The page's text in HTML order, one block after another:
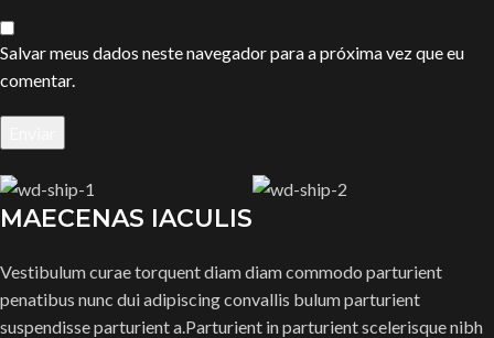
Salvar meus dados neste navegador para a próxima vez que eu
comentar.
MAECENAS IACULIS
Vestibulum curae torquent diam diam commodo parturient
penatibus nunc dui adipiscing convallis bulum parturient
suspendisse parturient a.Parturient in parturient scelerisque nibh